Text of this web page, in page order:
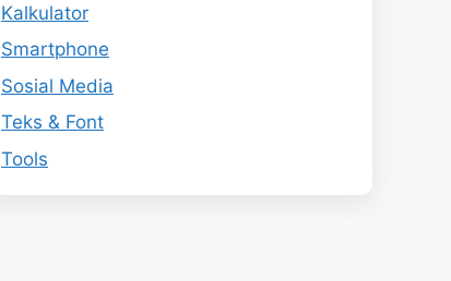
Kalkulator
Smartphone
Sosial Media
Teks & Font
Tools